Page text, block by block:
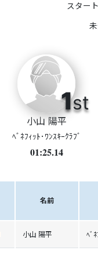
スター
1st
小山 陽平
ﾍﾞﾈﾌｨｯﾄ･ﾜﾝｽｷｰｸﾗﾌﾞ
01:25.14
名前
小山 陽平 ﾍﾞﾈ